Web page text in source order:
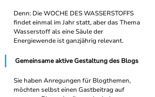
Denn: Die WOCHE DES WASSERSTOFFS
findet einmal im Jahr statt, aber das Thema
Wasserstoff als eine Säule der
Energiewende ist ganzjährig relevant.
Gemeinsame aktive Gestaltung des Blogs
Sie haben Anregungen für Blogthemen,
möchten selbst einen Gastbeitrag auf